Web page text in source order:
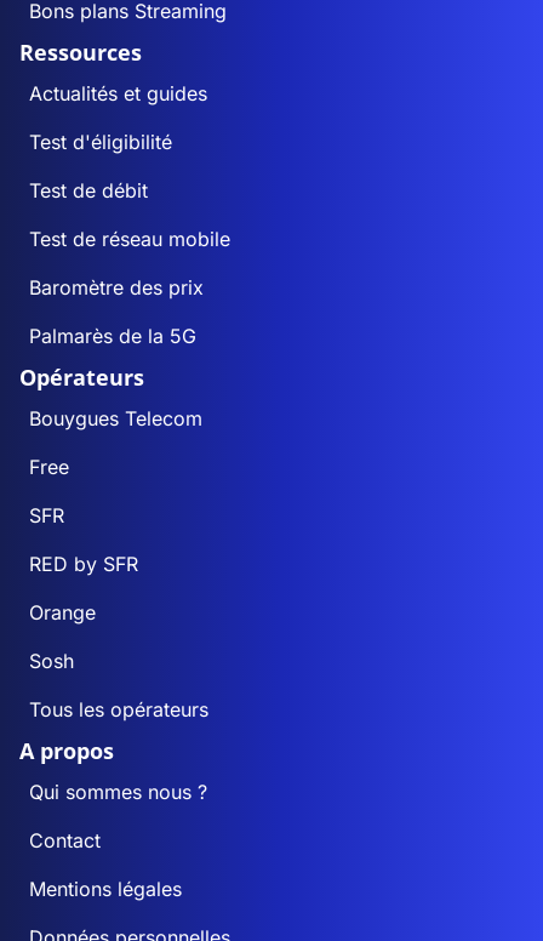
Bons plans Streaming
Ressources
Actualités et guides
Test d'éligibilité
Test de débit
Test de réseau mobile
Baromètre des prix
Palmarès de la 5G
Opérateurs
Bouygues Telecom
Free
SFR
RED by SFR
Orange
Sosh
Tous les opérateurs
A propos
Qui sommes nous ?
Contact
Mentions légales